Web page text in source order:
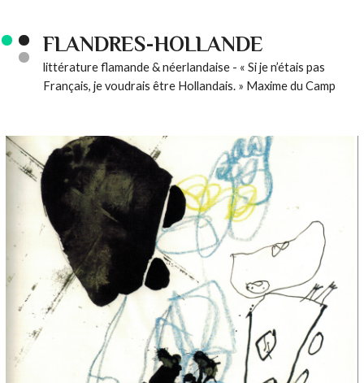
FLANDRES-HOLLANDE
littérature flamande & néerlandaise - « Si je n’étais pas
Français, je voudrais être Hollandais. » Maxime du Camp